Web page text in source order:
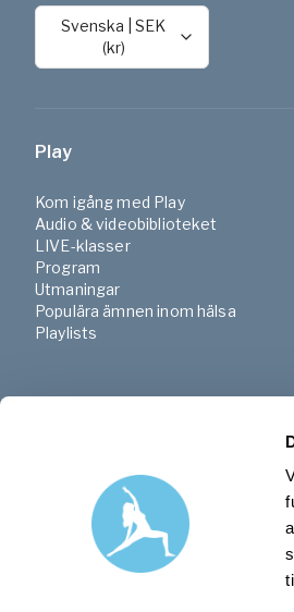
Svenska |SEK
(kr)
Play
Kom igång med Play
Audio & videobiblioteket
LIVE-klasser
Program
Utmaningar
Populära ämnen inom hälsa
Playlists